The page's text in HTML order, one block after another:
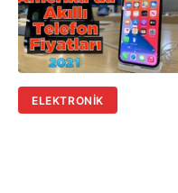
ELEKTRONIK